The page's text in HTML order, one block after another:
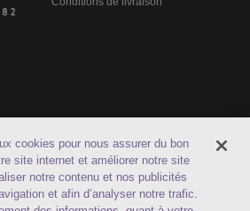
cookies pour nous assurer du bon
site internet et améliorer notre site
notre contenu et nos publicités
et afin d’analyser notre trafic.